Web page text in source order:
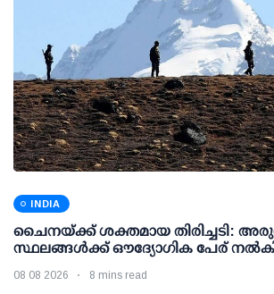
INDIA
ചൈനയ്ക്ക് ശക്തമായ തിരിച്ചടി:
സ്ഥലങ്ങള്‍ക്ക് ഔദ്യോഗിക പേര്
08 08 2026 8 mins read